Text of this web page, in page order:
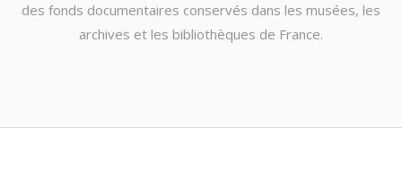
des fonds documentaires conservés dans les musées, les
archives et les bibliothèques de France.